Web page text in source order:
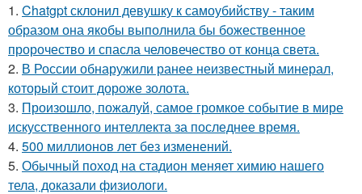
1. Chatgpt склонил девушку к самоубийству - таким
образом она якобы выполнила бы божественное
пророчество и спасла человечество от конца света.
2. В России обнаружили ранее неизвестный минерал,
который стоит дороже золота.
3. Произошло, пожалуй, самое громкое событие в мире
искусственного интеллекта за последнее время.
4. 500 миллионов лет без изменений.
5. Обычный поход на стадион меняет химию нашего
тела, доказали физиологи.